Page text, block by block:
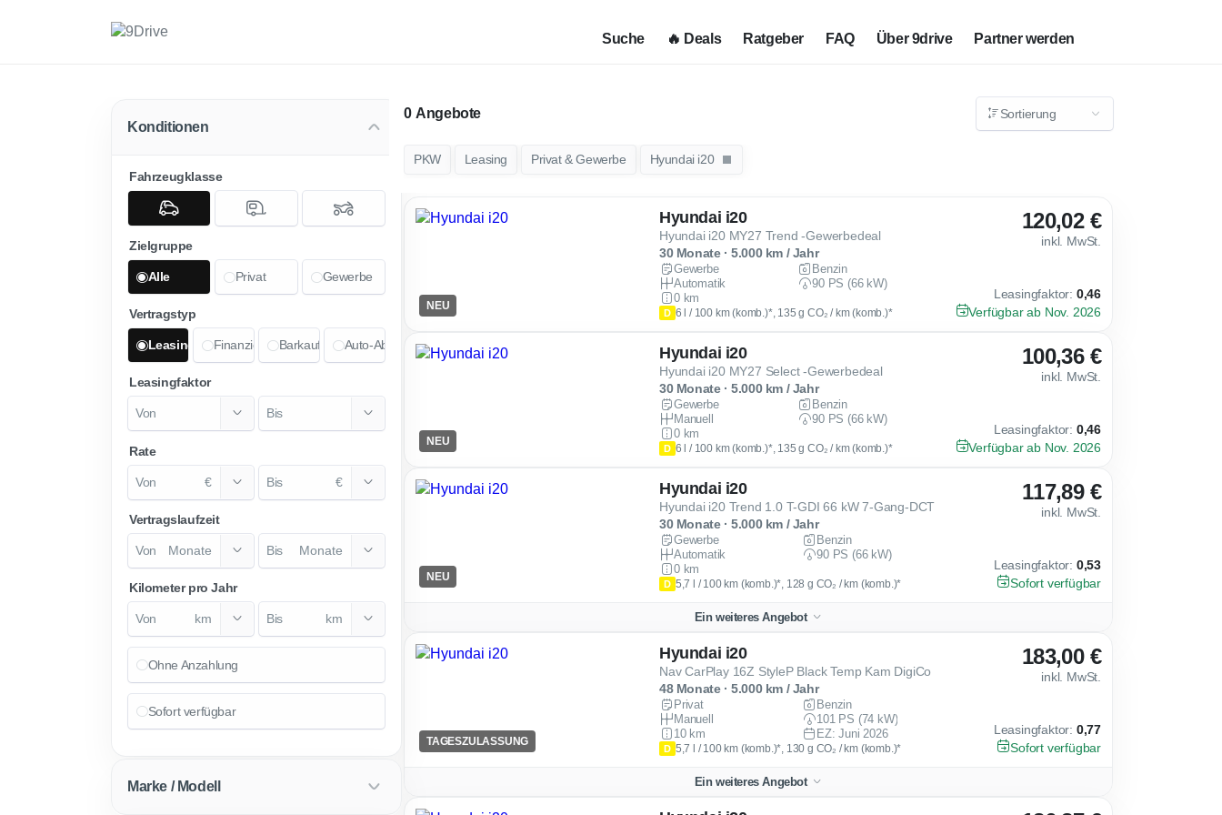
Suche 🔥 Deals Ratgeber FAQ Über 9drive Partner werden
Konditionen
Fahrzeugklasse
Zielgruppe
Alle Privat Gewerbe
Vertragstyp
Leasing FinanzierungBarkauf Auto-Abo
Leasingfaktor
Rate
€ €
Vertragslaufzeit
Monate Monate
Kilometer pro Jahr
km km
Ohne Anzahlung
Sofort verfügbar
Marke / Modell
Angebote Sortierung
PKW Leasing Privat & Gewerbe Hyundai i20
NEU
Hyundai i20
Hyundai i20 MY27 Trend -Gewerbedeal
30 Monate · 5.000 km / Jahr
Gewerbe
Benzin
Automatik
90 PS (66 kW)
0 km
D 6 l / 100 km (komb.)*, 135 g CO₂ / km (komb.)*
120,02 €
inkl. MwSt.
Leasingfaktor: 0,46
Verfügbar ab Nov. 2026
NEU
Hyundai i20
Hyundai i20 MY27 Select -Gewerbedeal
30 Monate · 5.000 km / Jahr
Gewerbe
Benzin
Manuell
90 PS (66 kW)
0 km
D 6 l / 100 km (komb.)*, 135 g CO₂ / km (komb.)*
100,36 €
inkl. MwSt.
Leasingfaktor: 0,46
Verfügbar ab Nov. 2026
NEU
Hyundai i20
Hyundai i20 Trend 1.0 T-GDI 66 kW 7-Gang-DCT
30 Monate · 5.000 km / Jahr
Gewerbe
Benzin
Automatik
90 PS (66 kW)
0 km
D 5,7 l / 100 km (komb.)*, 128 g CO₂ / km (komb.)*
117,89 €
inkl. MwSt.
Leasingfaktor: 0,53
Sofort verfügbar
Ein weiteres Angebot
TAGESZULASSUNG
Hyundai i20
Nav CarPlay 16Z StyleP Black Temp Kam DigiCo
48 Monate · 5.000 km / Jahr
Privat
Benzin
Manuell
101 PS (74 kW)
10 km
EZ: Juni 2026
D 5,7 l / 100 km (komb.)*, 130 g CO₂ / km (komb.)*
183,00 €
inkl. MwSt.
Leasingfaktor: 0,77
Sofort verfügbar
Ein weiteres Angebot